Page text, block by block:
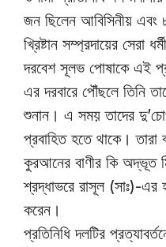
জন ছিলেন আবিসিনীয় এবং
খ্রিষ্টান সম্প্রদায়ের সেরা
দরবেশ সূলভ পোষাকে এই
এর দরবারে পৌঁছলে তিনি
শুনান। এ সময় তাদের
প্রবাহিত হতে থাকে। তারা
কুরআনের বাণীর কি অদ্ভূত
শ্রদ্ধাভরে রাসূল (সাঃ)-
করেন।
প্রতিনিধি দলটির